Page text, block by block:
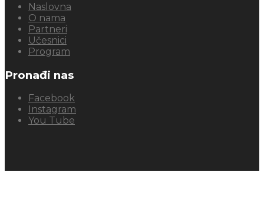
Naslovna
O nama
Partneri
Učesnici
Program
Pronađi nas
Facebook
Instagram
You Tube